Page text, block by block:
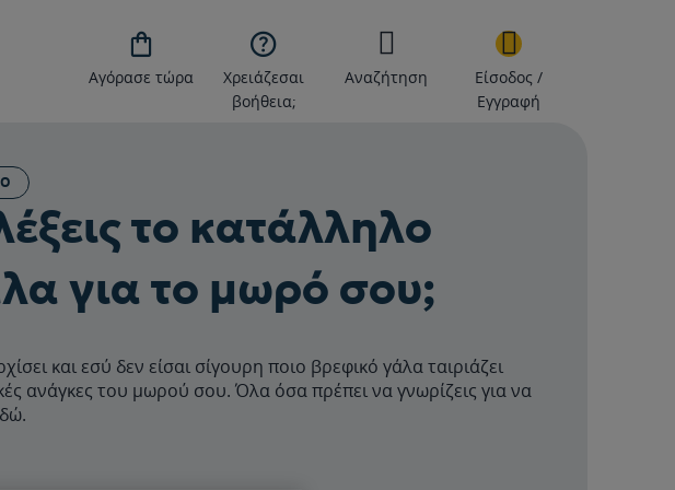

Αγόρασε τώρα

Χρειάζεσαι
βοήθεια;
Αναζήτηση
Είσοδος /
Εγγραφή
το κατάλληλο
για το μωρό σου;
και εσύ δεν είσαι σίγουρη ποιο βρεφικό γάλα ταιριάζει
ανάγκες του μωρού σου. Όλα όσα πρέπει να γνωρίζεις για να